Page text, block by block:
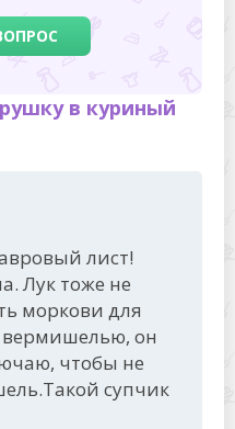
в куриный
лист!
Лук тоже не
моркови для
он
чтобы не
супчик